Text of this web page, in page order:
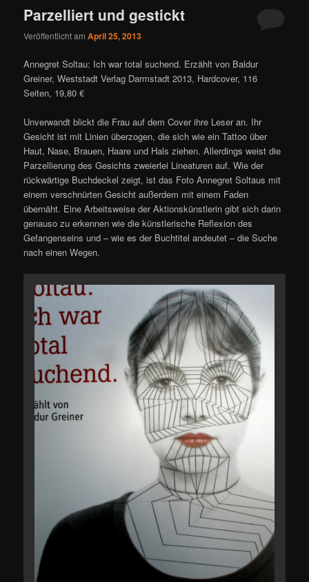
Parzelliert und gestickt
Veröffentlicht amApril 25, 2013
Annegret Soltau: Ich war total suchend. Erzählt von Baldur
Greiner, Weststadt Verlag Darmstadt 2013, Hardcover, 116
Seiten, 19,80 €
Unverwandt blickt die Frau auf dem Cover ihre Leser an. Ihr
Gesicht ist mit Linien überzogen, die sich wie ein Tattoo über
Haut, Nase, Brauen, Haare und Hals ziehen. Allerdings weist die
Parzellierung des Gesichts zweierlei Lineaturen auf. Wie der
rückwärtige Buchdeckel zeigt, ist das Foto Annegret Soltaus mit
einem verschnürten Gesicht außerdem mit einem Faden
übernäht. Eine Arbeitsweise der Aktionskünstlerin gibt sich darin
genauso zu erkennen wie die künstlerische Reflexion des
Gefangenseins und – wie es der Buchtitel andeutet – die Suche
nach einen Wegen.